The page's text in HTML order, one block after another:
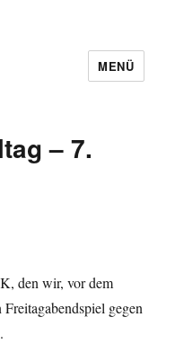
MENÜ
– 7.
den wir, vor dem
gegen